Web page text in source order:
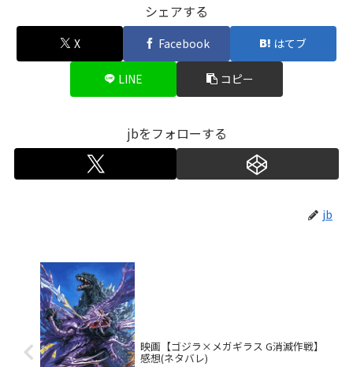
シェアする
X Facebook はてブ
LINE コピー
jbをフォローする
jb
映画【ゴジラ×メガギラス G消滅作戦】
感想(ネタバレ)